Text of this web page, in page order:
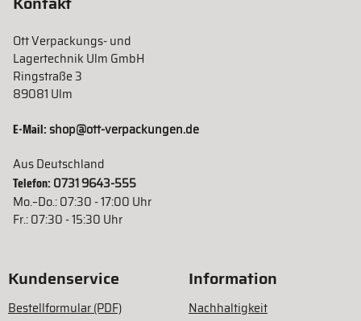
Ott Verpackungs- und
Lagertechnik Ulm GmbH
Ringstraße 3
89081 Ulm
E-Mail:shop@ott-verpackungen.de
Aus Deutschland
Telefon: 0731 9643-555
Mo.–Do.: 07:30 - 17:00 Uhr
Fr.: 07:30 - 15:30 Uhr
Kundenservice
Bestellformular (PDF)
Information
Nachhaltigkeit